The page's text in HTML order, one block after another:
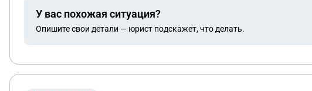
У вас похожая ситуация?
Опишите свои детали — юрист подскажет, что делать.